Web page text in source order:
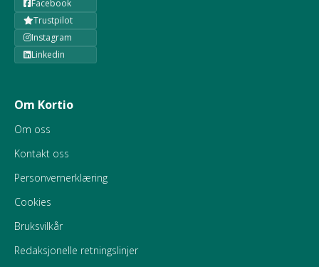
Facebook
Trustpilot
Instagram
Linkedin
Om Kortio
Om oss
Kontakt oss
Personvernerklæring
Cookies
Bruksvilkår
Redaksjonelle retningslinjer